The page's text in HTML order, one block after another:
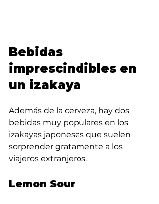
Bebidas
imprescindibles en
un izakaya
Además de la cerveza, hay dos
bebidas muy populares en los
izakayas japoneses que suelen
sorprender gratamente a los
viajeros extranjeros.
Lemon Sour